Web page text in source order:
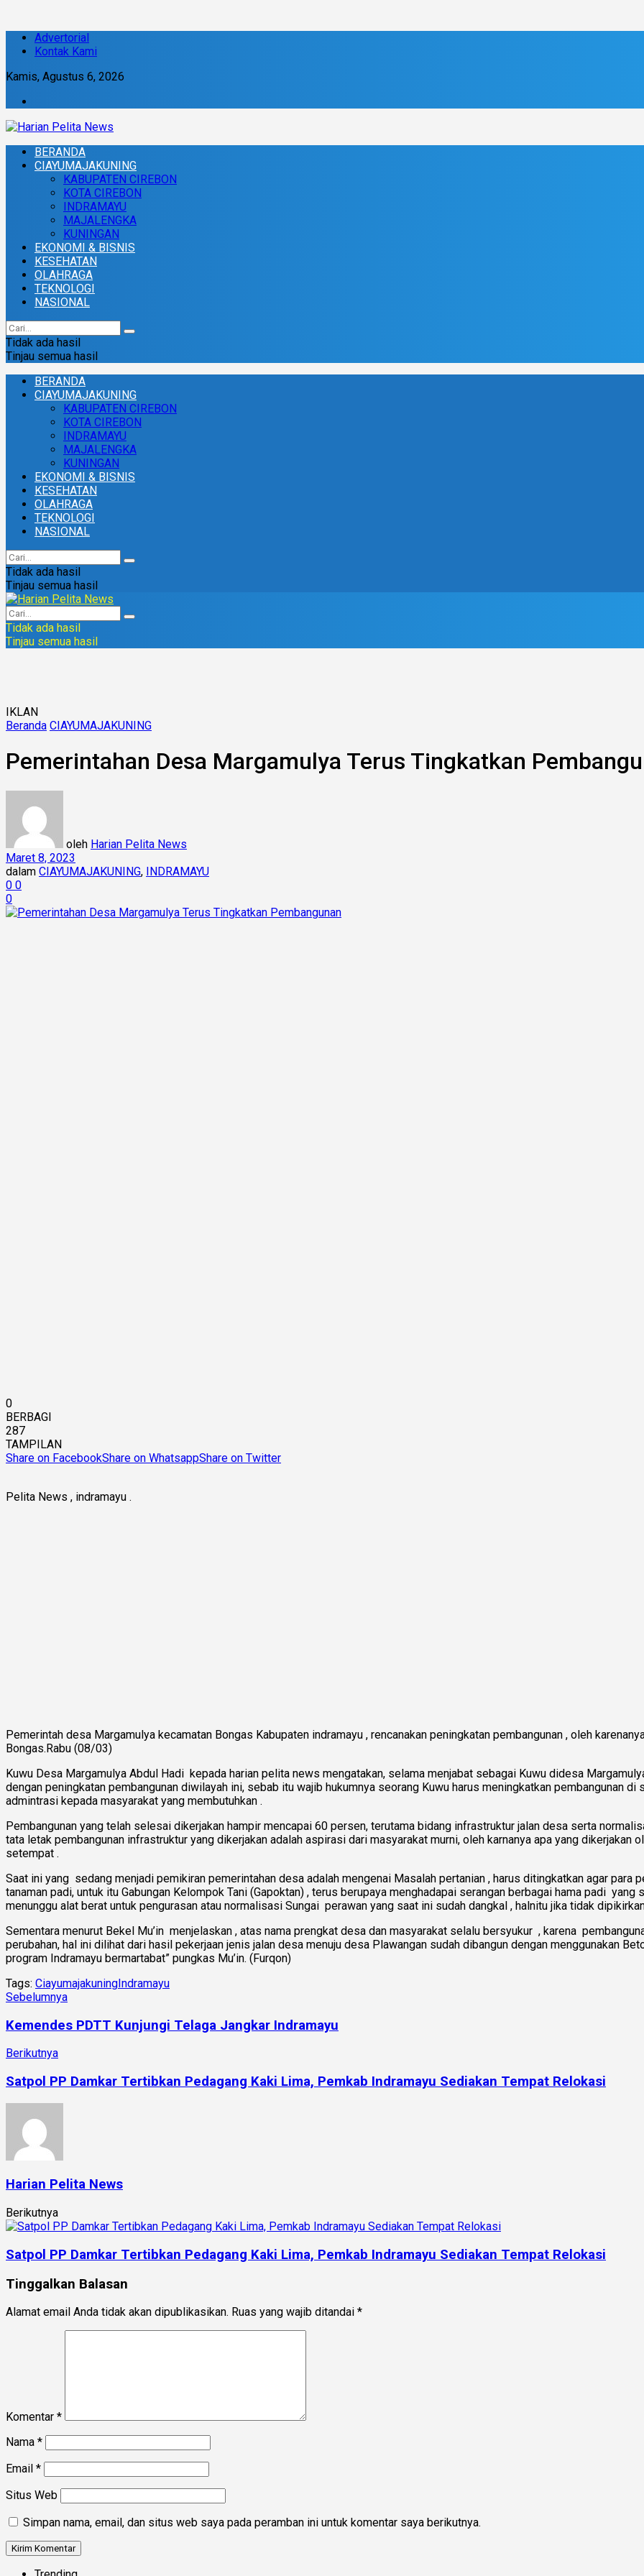
Advertorial
Kontak Kami
Kamis, Agustus 6, 2026
BERANDA
CIAYUMAJAKUNING
KABUPATEN CIREBON
KOTA CIREBON
INDRAMAYU
MAJALENGKA
KUNINGAN
EKONOMI & BISNIS
KESEHATAN
OLAHRAGA
TEKNOLOGI
NASIONAL
Tidak ada hasil
Tinjau semua hasil
BERANDA
CIAYUMAJAKUNING
KABUPATEN CIREBON
KOTA CIREBON
INDRAMAYU
MAJALENGKA
KUNINGAN
EKONOMI & BISNIS
KESEHATAN
OLAHRAGA
TEKNOLOGI
NASIONAL
Tidak ada hasil
Tinjau semua hasil
Tidak ada hasil
Tinjau semua hasil
IKLAN
Beranda CIAYUMAJAKUNING
Pemerintahan Desa Margamulya Terus Tingkatkan
oleh Harian Pelita News
Maret 8, 2023
dalam CIAYUMAJAKUNING, INDRAMAYU
0 0
0
0
BERBAGI
287
TAMPILAN
Share on FacebookShare on WhatsappShare on Twitter
Pelita News , indramayu .
Pemerintah desa Margamulya kecamatan Bongas Kabupaten indramayu , rencanakan peningkatan pembangunan , oleh
Bongas.Rabu (08/03)
Kuwu Desa Margamulya Abdul Hadi kepada harian pelita news mengatakan, selama menjabat sebagai Kuwu didesa
dengan peningkatan pembangunan diwilayah ini, sebab itu wajib hukumnya seorang Kuwu harus meningkatkan pembangunan
admintrasi kepada masyarakat yang membutuhkan .
Pembangunan yang telah selesai dikerjakan hampir mencapai 60 persen, terutama bidang infrastruktur jalan desa serta
tata letak pembangunan infrastruktur yang dikerjakan adalah aspirasi dari masyarakat murni, oleh karnanya apa yang dikerjakan
setempat .
Saat ini yang sedang menjadi pemikiran pemerintahan desa adalah mengenai Masalah pertanian , harus ditingkatkan agar para
tanaman padi, untuk itu Gabungan Kelompok Tani (Gapoktan) , terus berupaya menghadapai serangan berbagai hama padi
menunggu alat berat untuk pengurasan atau normalisasi Sungai perawan yang saat ini sudah dangkal , halnitu jika tidak
Sementara menurut Bekel Mu’in menjelaskan , atas nama prengkat desa dan masyarakat selalu bersyukur , karena
perubahan, hal ini dilihat dari hasil pekerjaan jenis jalan desa menuju desa Plawangan sudah dibangun dengan menggunakan
program Indramayu bermartabat” pungkas Mu’in. (Furqon)
Tags: CiayumajakuningIndramayu
Sebelumnya
Kemendes PDTT Kunjungi Telaga Jangkar Indramayu
Berikutnya
Satpol PP Damkar Tertibkan Pedagang Kaki Lima, Pemkab Indramayu Sediakan Tempat Relokasi
Harian Pelita News
Berikutnya
Satpol PP Damkar Tertibkan Pedagang Kaki Lima, Pemkab Indramayu Sediakan Tempat Relokasi
Tinggalkan Balasan
Alamat email Anda tidak akan dipublikasikan. Ruas yang wajib ditandai *
Komentar *
Nama *
Email *
Situs Web
Simpan nama, email, dan situs web saya pada peramban ini untuk komentar saya berikutnya.